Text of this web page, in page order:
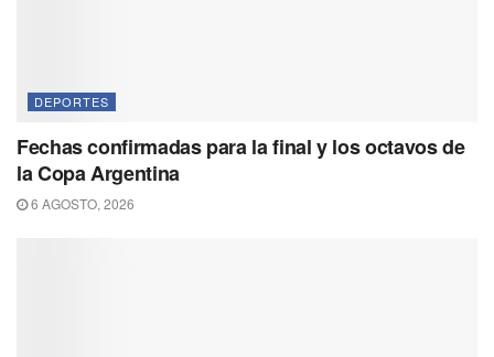
DEPORTES
Fechas confirmadas para la final y los octavos de
la Copa Argentina
6 AGOSTO, 2026